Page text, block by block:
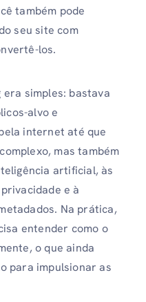
também pode
seu site com
los.
simples: bastava
alvo e
internet até que
mas também
artificial, às
e à
Na prática,
entender como o
o que ainda
para impulsionar as